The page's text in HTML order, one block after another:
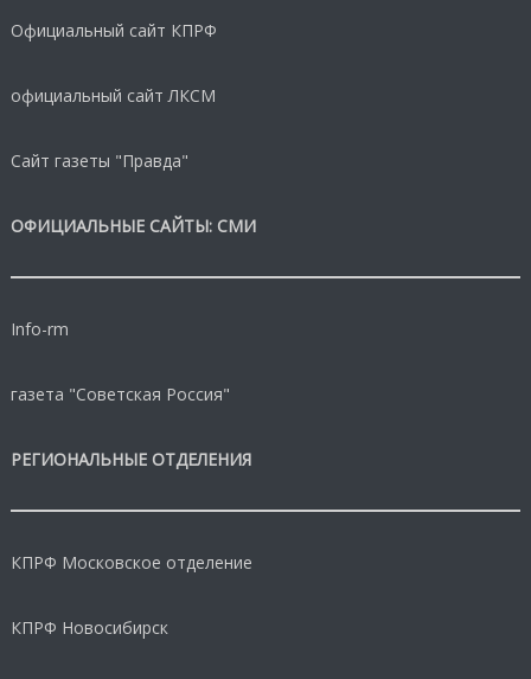
Официальный сайт КПРФ
официальный сайт ЛКСМ
Сайт газеты "Правда"
ОФИЦИАЛЬНЫЕ САЙТЫ: СМИ
Info-rm
газета "Советская Россия"
РЕГИОНАЛЬНЫЕ ОТДЕЛЕНИЯ
КПРФ Московское отделение
КПРФ Новосибирск